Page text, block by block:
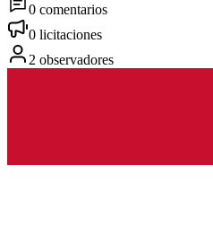
0 comentarios
0 licitaciones
2 observadores